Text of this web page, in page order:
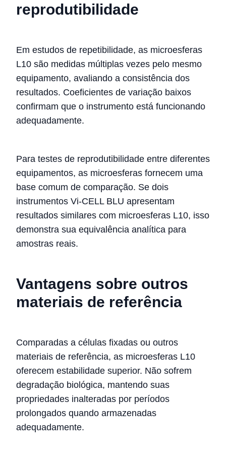
reprodutibilidade
Em estudos de repetibilidade, as microesferas
L10 são medidas múltiplas vezes pelo mesmo
equipamento, avaliando a consistência dos
resultados. Coeficientes de variação baixos
confirmam que o instrumento está funcionando
adequadamente.
Para testes de reprodutibilidade entre diferentes
equipamentos, as microesferas fornecem uma
base comum de comparação. Se dois
instrumentos Vi-CELL BLU apresentam
resultados similares com microesferas L10, isso
demonstra sua equivalência analítica para
amostras reais.
Vantagens sobre outros
materiais de referência
Comparadas a células fixadas ou outros
materiais de referência, as microesferas L10
oferecem estabilidade superior. Não sofrem
degradação biológica, mantendo suas
propriedades inalteradas por períodos
prolongados quando armazenadas
adequadamente.